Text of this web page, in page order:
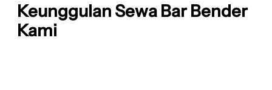
Keunggulan Sewa Bar Bender
Kami